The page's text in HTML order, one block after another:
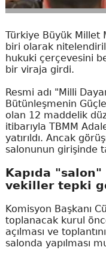
Türkiye Büyük Millet
biri olarak
hukuki çerçevesini
bir viraja girdi.
Resmi adı "Milli
Bütünleşmenin
olan 12 maddelik
itibarıyla TBMM
yatırıldı. Ancak
salonunun girişinde
Kapıda
vekiller tepki
Komisyon Başkanı
toplanacak kurul
açılması ve
salonda yapılması